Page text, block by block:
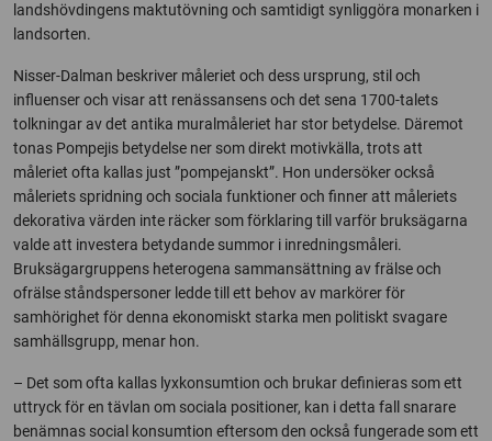
landshövdingens maktutövning och samtidigt synliggöra monarken i
landsorten.
Nisser-Dalman beskriver måleriet och dess ursprung, stil och
influenser och visar att renässansens och det sena 1700-talets
tolkningar av det antika muralmåleriet har stor betydelse. Däremot
tonas Pompejis betydelse ner som direkt motivkälla, trots att
måleriet ofta kallas just ”pompejanskt”. Hon undersöker också
måleriets spridning och sociala funktioner och finner att måleriets
dekorativa värden inte räcker som förklaring till varför bruksägarna
valde att investera betydande summor i inredningsmåleri.
Bruksägargruppens heterogena sammansättning av frälse och
ofrälse ståndspersoner ledde till ett behov av markörer för
samhörighet för denna ekonomiskt starka men politiskt svagare
samhällsgrupp, menar hon.
– Det som ofta kallas lyxkonsumtion och brukar definieras som ett
uttryck för en tävlan om sociala positioner, kan i detta fall snarare
benämnas social konsumtion eftersom den också fungerade som ett